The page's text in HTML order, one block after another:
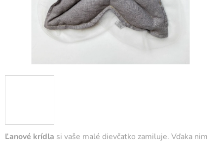
Ľanové krídla si vaše malé dievčatko zamiluje. Vďaka nim